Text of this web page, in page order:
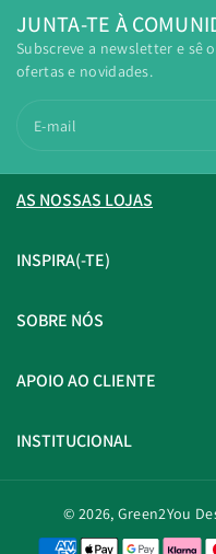
JUNTA-TE À
Subscreve a newsletter e sê
ofertas e novidades.
E-mail
AS NOSSAS LOJAS
INSPIRA(-TE)
SOBRE NÓS
APOIO AO CLIENTE
INSTITUCIONAL
© 2026, Green2You